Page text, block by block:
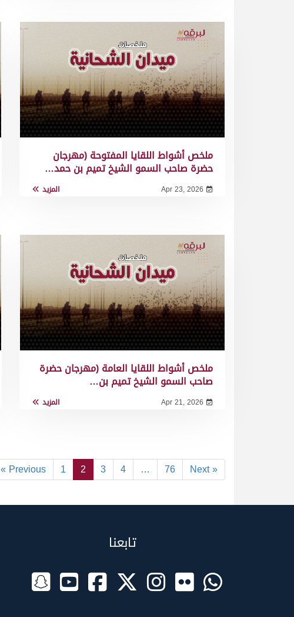
ملخص أشواط اللقايا المفتوحة (مهرجان
حضرة صاحب السمو الشيخ تميم بن حمد…
Apr 23, 2026 المزيد
ملخص أشواط اللقايا العامة (مهرجان حضرة
صاحب السمو الشيخ تميم بن…
Apr 21, 2026 المزيد
« Previous 1 2 3 4 … 76 Next »
تابعنا